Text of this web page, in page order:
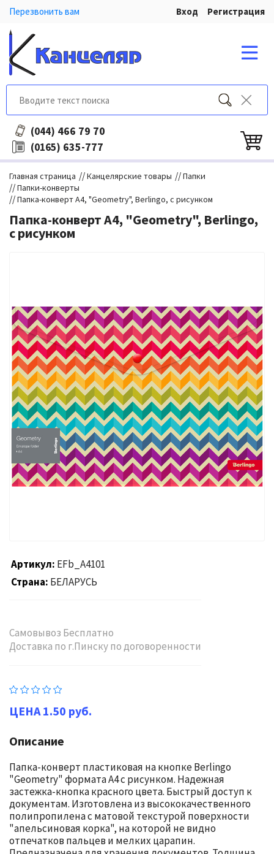
Перезвонить вам Вход Регистрация
(044) 466 79 70
(0165) 635-777
Главная страница //Канцелярские товары //Папки
//Папки-конверты
//Папка-конверт A4, "Geometry", Berlingo, с рисунком
Папка-конверт A4, "Geometry", Berlingo,
с рисунком
Артикул EFb_A4101
Страна БЕЛАРУСЬ
Самовывоз Бесплатно
Доставка по г.Пинску по договоренности
1.50 руб.
Описание
Папка-конверт пластиковая на кнопке Berlingo
"Geometry" формата А4 с рисунком. Надежная
застежка-кнопка красного цвета. Быстрый доступ к
документам. Изготовлена из высококачественного
полипропилена с матовой текстурой поверхности
"апельсиновая корка", на которой не видно
отпечатков пальцев и мелких царапин.